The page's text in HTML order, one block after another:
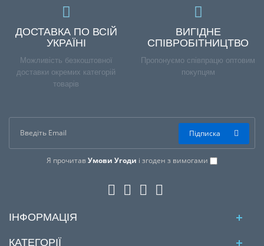
ДОСТАВКА ПО ВСІЙ
УКРАЇНІ
Можливість безкоштовної
доставки окремих категорій
товарів
ВИГІДНЕ
СПІВРОБІТНИЦТВО
Пропонуємо співпрацю оптовим
покупцям
Я прочитавУмови Угоди і згоден з вимогами
Підписка
ІНФОРМАЦІЯ
КАТЕГОРІЇ